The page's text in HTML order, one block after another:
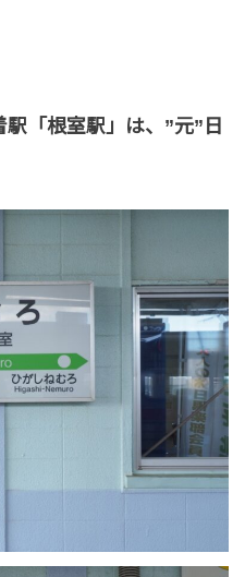
「根室駅」は、”元”日